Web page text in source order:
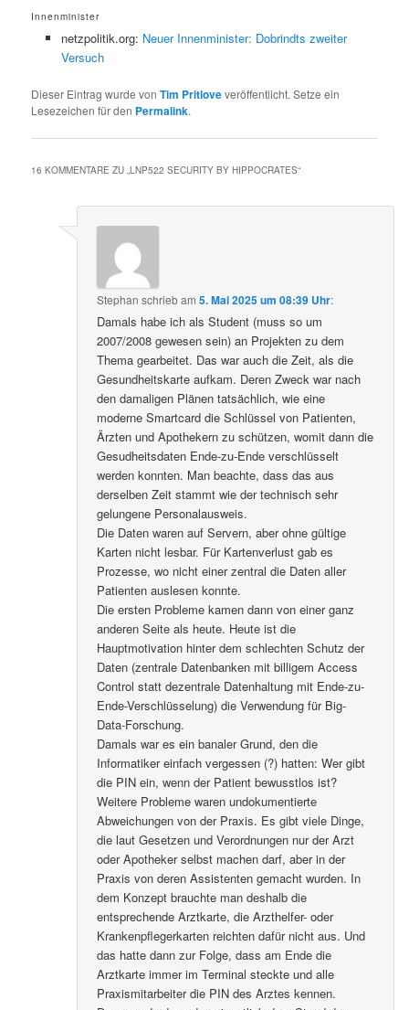
Innenminister
netzpolitik.org: Neuer Innenminister: Dobrindts zweiter
Versuch
Dieser Eintrag wurde vonTim Pritloveveröffentlicht. Setze ein
Lesezeichen für den Permalink.
16 KOMMENTARE ZU „LNP522 SECURITY BY HIPPOCRATES“
Stephan schriebam5. Mai 2025 um 08:39 Uhr:
Damals habe ich als Student (muss so um
2007/2008 gewesen sein) an Projekten zu dem
Thema gearbeitet. Das war auch die Zeit, als die
Gesundheitskarte aufkam. Deren Zweck war nach
den damaligen Plänen tatsächlich, wie eine
moderne Smartcard die Schlüssel von Patienten,
Ärzten und Apothekern zu schützen, womit dann die
Gesudheitsdaten Ende-zu-Ende verschlüsselt
werden konnten. Man beachte, dass das aus
derselben Zeit stammt wie der technisch sehr
gelungene Personalausweis.
Die Daten waren auf Servern, aber ohne gültige
Karten nicht lesbar. Für Kartenverlust gab es
Prozesse, wo nicht einer zentral die Daten aller
Patienten auslesen konnte.
Die ersten Probleme kamen dann von einer ganz
anderen Seite als heute. Heute ist die
Hauptmotivation hinter dem schlechten Schutz der
Daten (zentrale Datenbanken mit billigem Access
Control statt dezentrale Datenhaltung mit Ende-zu-
Ende-Verschlüsselung) die Verwendung für Big-
Data-Forschung.
Damals war es ein banaler Grund, den die
Informatiker einfach vergessen (?) hatten: Wer gibt
die PIN ein, wenn der Patient bewusstlos ist?
Weitere Probleme waren undokumentierte
Abweichungen von der Praxis. Es gibt viele Dinge,
die laut Gesetzen und Verordnungen nur der Arzt
oder Apotheker selbst machen darf, aber in der
Praxis von deren Assistenten gemacht wurden. In
dem Konzept brauchte man deshalb die
entsprechende Arztkarte, die Arzthelfer- oder
Krankenpflegerkarten reichten dafür nicht aus. Und
das hatte dann zur Folge, dass am Ende die
Arztkarte immer im Terminal steckte und alle
Praxismitarbeiter die PIN des Arztes kennen.